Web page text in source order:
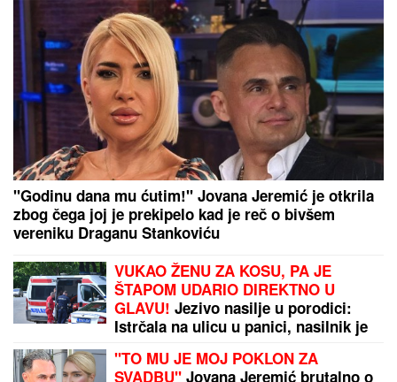
hitno prevezen u Novi Sad
EVROLIGA ZA OVO NIJE SPREMNA: